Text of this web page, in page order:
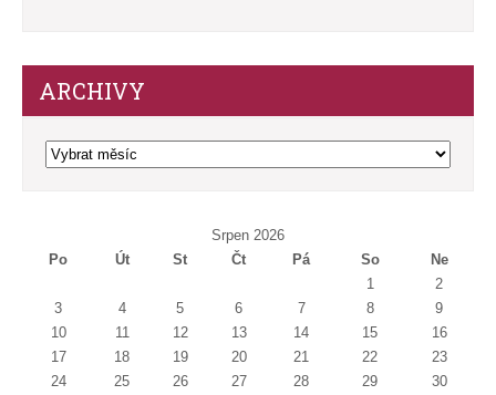
ARCHIVY
Archivy
Srpen 2026
Po
Út St Čt Pá So Ne
1
2
3
4 5 6 7 8
9
10
11 12 13 14 15
16
17
18 19 20 21 22
23
24
25 26 27 28 29
30